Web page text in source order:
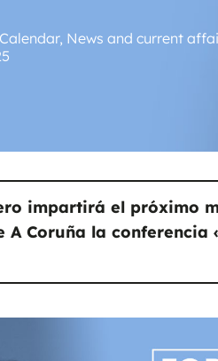
Calendar, News and current
impartirá el próximo
A Coruña la